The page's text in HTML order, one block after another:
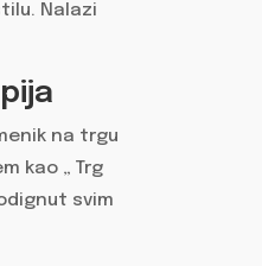
Nalazi
na trgu
kao „ Trg
svim